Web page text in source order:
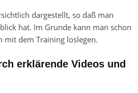
dargestellt, so daß man
hat. Im Grunde kann man schon
mit dem Training loslegen.
erklärende Videos und